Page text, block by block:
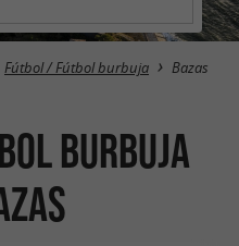
Fútbol / Fútbol burbuja Bazas
burbuja